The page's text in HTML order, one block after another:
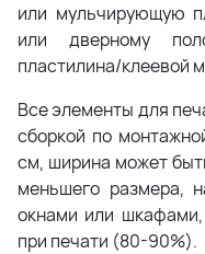
или мульчирующую
или дверному
пластилина/клеевой
Все элементы для
сборкой по
см, ширина может
меньшего размера,
окнами или
при печати (80-90%).